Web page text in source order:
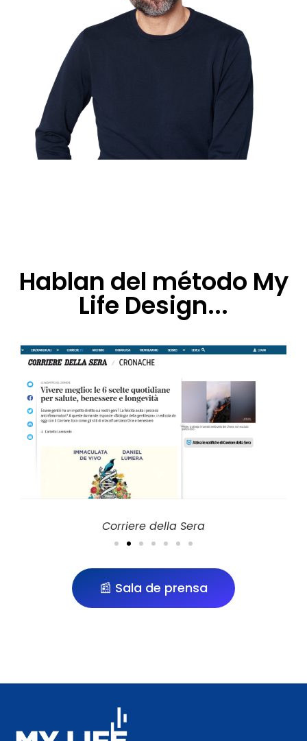
Hablan del método My
Life Design...
Corriere della Sera
📰 Sala de prensa